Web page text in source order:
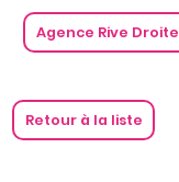
Agence Rive Droite
Retour à la liste